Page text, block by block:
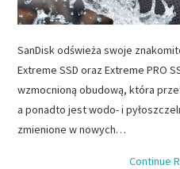
SanDisk odświeża swoje
Extreme SSD oraz Extreme PRO
wzmocnioną obudową, która
a ponadto jest wodo- i
zmienione w nowych…
Continue